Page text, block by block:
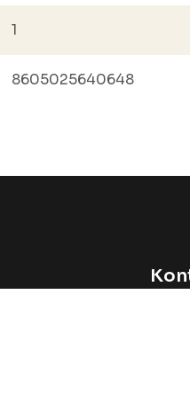
1
8605025640648